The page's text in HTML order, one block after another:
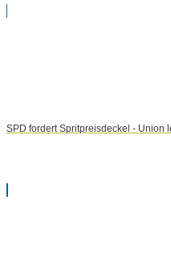
SPD fordert Spritpreisdeckel - Union